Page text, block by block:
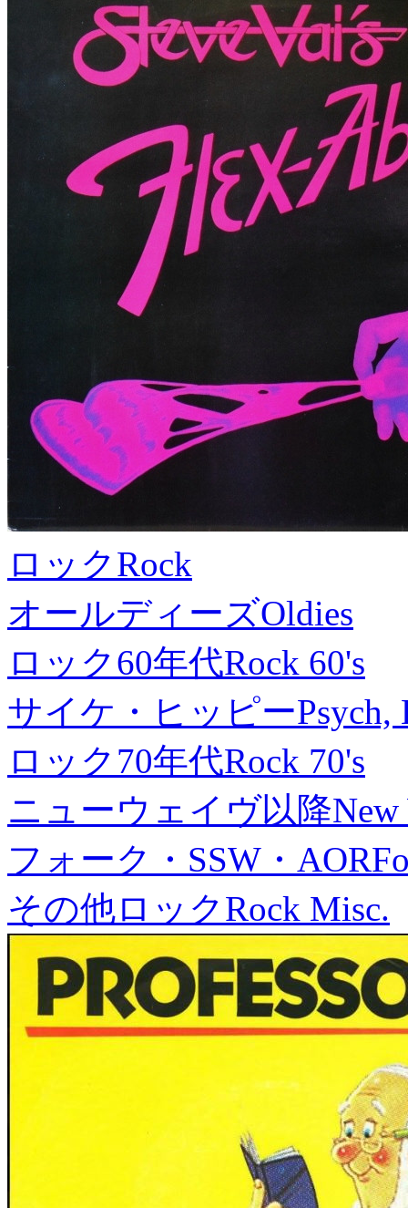
ロックRock
オールディーズOldies
ロック60年代Rock 60's
サイケ・ヒッピーPsych,
ロック70年代Rock 70's
ニューウェイヴ以降New
フォーク・SSW・AOR
その他ロックRock Misc.